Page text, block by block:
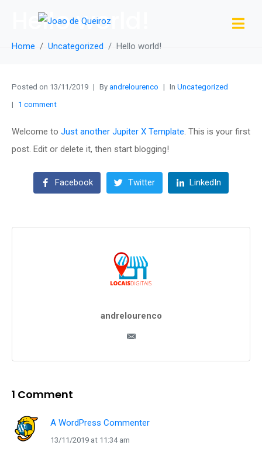
Hello world!
Home Uncategorized Hello world!
Posted on 13/11/2019 By andrelourenco In Uncategorized
1 comment
Welcome to Just another Jupiter X Template. This is your first
post. Edit or delete it, then start blogging!
Facebook Twitter LinkedIn
andrelourenco
1 Comment
A WordPress Commenter
13/11/2019 at 11:34 am